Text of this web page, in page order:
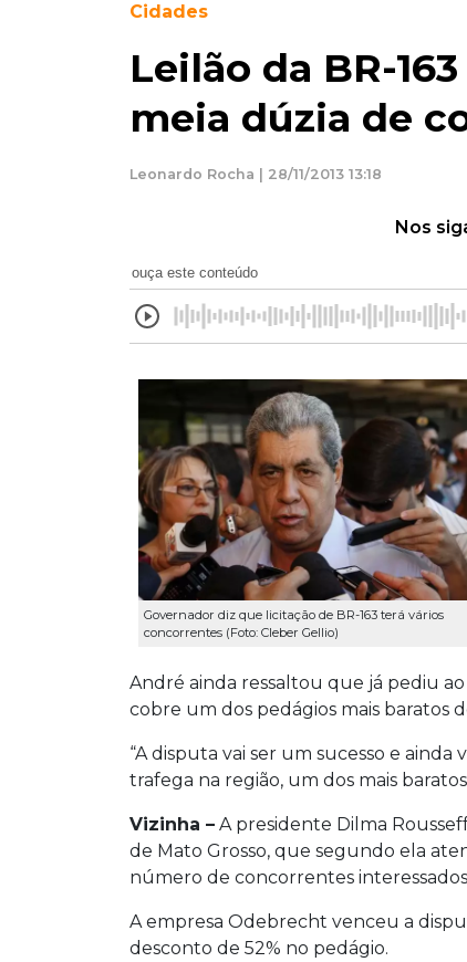
Cidades
Leilão da BR-
meia dúzia de
Leonardo Rocha | 28/11/2013 13:18
Nos
ouça este conteúdo
Governador diz que licitação de BR-163 terá vários
concorrentes (Foto: Cleber Gellio)
André ainda ressaltou que já pediu
cobre um dos pedágios mais baratos
“A disputa vai ser um sucesso e
trafega na região, um dos mais
Vizinha – A presidente Dilma
de Mato Grosso, que segundo ela
número de concorrentes
A empresa Odebrecht venceu a
desconto de 52% no pedágio.